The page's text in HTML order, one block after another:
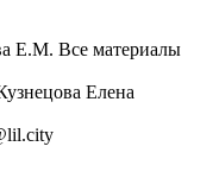
Е.М. Все материалы
Елена